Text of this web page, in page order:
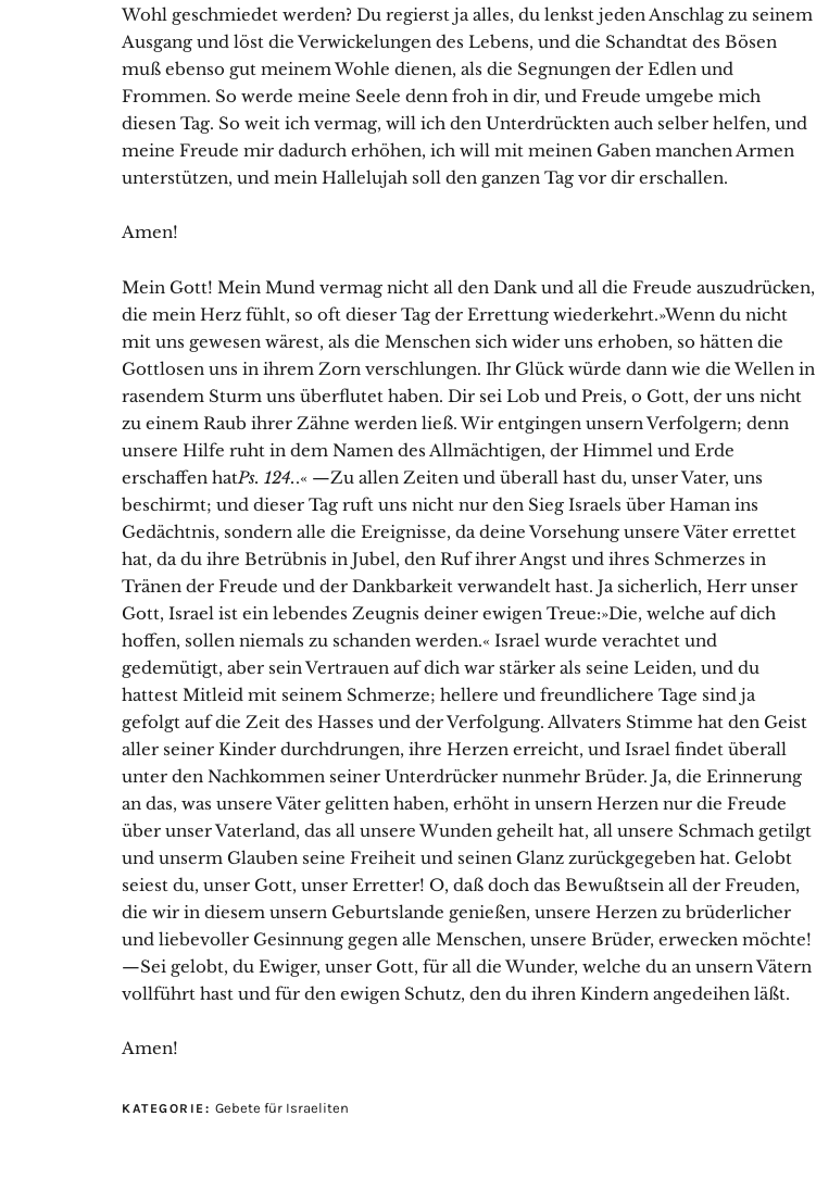
Wohl geschmiedet werden? Du regierst ja alles, du lenkst jeden Anschlag zu seinem
Ausgang und löst die Verwickelungen des Lebens, und die Schandtat des Bösen
muß ebenso gut meinem Wohle dienen, als die Segnungen der Edlen und
Frommen. So werde meine Seele denn froh in dir, und Freude umgebe mich
diesen Tag. So weit ich vermag, will ich den Unterdrückten auch selber helfen, und
meine Freude mir dadurch erhöhen, ich will mit meinen Gaben manchen Armen
unterstützen, und mein Hallelujah soll den ganzen Tag vor dir erschallen.
Amen!
Mein Gott! Mein Mund vermag nicht all den Dank und all die Freude auszudrücken,
die mein Herz fühlt, so oft dieser Tag der Errettung wiederkehrt.»Wenn du nicht
mit uns gewesen wärest, als die Menschen sich wider uns erhoben, so hätten die
Gottlosen uns in ihrem Zorn verschlungen. Ihr Glück würde dann wie die Wellen in
rasendem Sturm uns überflutet haben. Dir sei Lob und Preis, o Gott, der uns nicht
zu einem Raub ihrer Zähne werden ließ. Wir entgingen unsern Verfolgern; denn
unsere Hilfe ruht in dem Namen des Allmächtigen, der Himmel und Erde
erschaffen hatPs. 124..« —Zu allen Zeiten und überall hast du, unser Vater, uns
beschirmt; und dieser Tag ruft uns nicht nur den Sieg Israels über Haman ins
Gedächtnis, sondern alle die Ereignisse, da deine Vorsehung unsere Väter errettet
hat, da du ihre Betrübnis in Jubel, den Ruf ihrer Angst und ihres Schmerzes in
Tränen der Freude und der Dankbarkeit verwandelt hast. Ja sicherlich, Herr unser
Gott, Israel ist ein lebendes Zeugnis deiner ewigen Treue:»Die, welche auf dich
hoffen, sollen niemals zu schanden werden.« Israel wurde verachtet und
gedemütigt, aber sein Vertrauen auf dich war stärker als seine Leiden, und du
hattest Mitleid mit seinem Schmerze; hellere und freundlichere Tage sind ja
gefolgt auf die Zeit des Hasses und der Verfolgung. Allvaters Stimme hat den Geist
aller seiner Kinder durchdrungen, ihre Herzen erreicht, und Israel findet überall
unter den Nachkommen seiner Unterdrücker nunmehr Brüder. Ja, die Erinnerung
an das, was unsere Väter gelitten haben, erhöht in unsern Herzen nur die Freude
über unser Vaterland, das all unsere Wunden geheilt hat, all unsere Schmach getilgt
und unserm Glauben seine Freiheit und seinen Glanz zurückgegeben hat. Gelobt
seiest du, unser Gott, unser Erretter! O, daß doch das Bewußtsein all der Freuden,
die wir in diesem unsern Geburtslande genießen, unsere Herzen zu brüderlicher
und liebevoller Gesinnung gegen alle Menschen, unsere Brüder, erwecken möchte!
—Sei gelobt, du Ewiger, unser Gott, für all die Wunder, welche du an unsern Vätern
vollführt hast und für den ewigen Schutz, den du ihren Kindern angedeihen läßt.
Amen!
KATEGORIE: Gebete für Israeliten